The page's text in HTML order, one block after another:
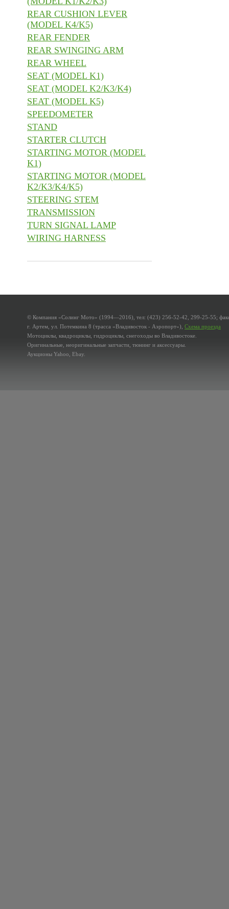
REAR CUSHION LEVER
(MODEL K4/K5)
REAR FENDER
REAR SWINGING ARM
REAR WHEEL
SEAT (MODEL K1)
SEAT (MODEL K2/K3/K4)
SEAT (MODEL K5)
SPEEDOMETER
STAND
STARTER CLUTCH
STARTING MOTOR (MODEL
K1)
STARTING MOTOR (MODEL
K2/K3/K4/K5)
STEERING STEM
TRANSMISSION
TURN SIGNAL LAMP
WIRING HARNESS
© Компания «Солинг Мото» (1994—2016), тел: (423) 256-52-42, 299-25-55;
г. Артем, ул. Потемкина 8 (трасса «Владивосток - Аэропорт»), Схема проезда
Мотоциклы, квадроциклы, гидроциклы, снегоходы во Владивостоке.
Оригинальные, неоригинальные запчасти, тюнинг и аксессуары.
Аукционы Yahoo, Ebay.